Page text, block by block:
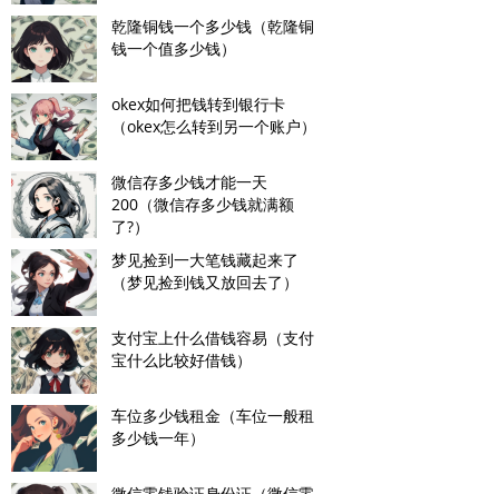
乾隆铜钱一个多少钱（乾隆铜
钱一个值多少钱）
okex如何把钱转到银行卡
（okex怎么转到另一个账户）
微信存多少钱才能一天
200（微信存多少钱就满额
了?）
梦见捡到一大笔钱藏起来了
（梦见捡到钱又放回去了）
支付宝上什么借钱容易（支付
宝什么比较好借钱）
车位多少钱租金（车位一般租
多少钱一年）